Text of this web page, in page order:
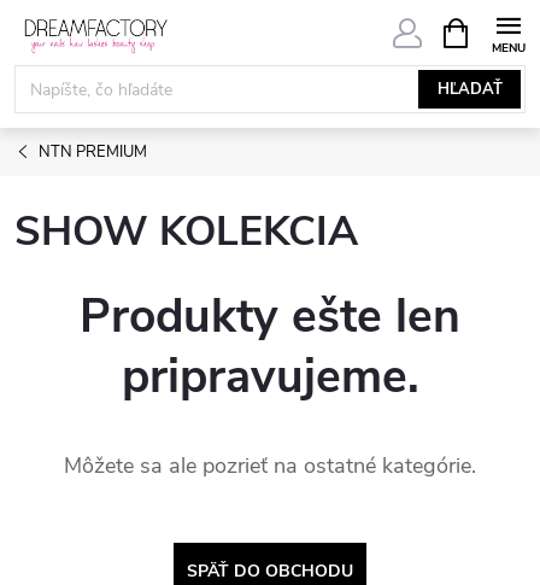
Prejsť
obsah
HĽADAŤ
KOŠÍK
NTN PREMIUM
SHOW KOLEKCIA
Produkty ešte len
pripravujeme.
Môžete sa ale pozrieť na ostatné kategórie.
SPÄŤ DO OBCHODU